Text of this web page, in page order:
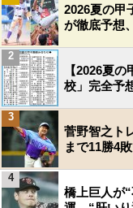
2026夏の甲
が徹底予想
【2026夏
校」完全予
2
菅野智之ト
まで11勝4
3
橋上巨人が
4